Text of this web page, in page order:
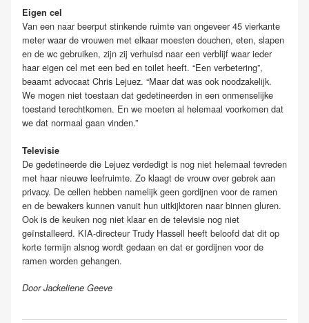
Eigen cel
Van een naar beerput stinkende ruimte van ongeveer 45 vierkante
meter waar de vrouwen met elkaar moesten douchen, eten, slapen
en de wc gebruiken, zijn zij verhuisd naar een verblijf waar ieder
haar eigen cel met een bed en toilet heeft. “Een verbetering”,
beaamt advocaat Chris Lejuez. “Maar dat was ook noodzakelijk.
We mogen niet toestaan dat gedetineerden in een onmenselijke
toestand terechtkomen. En we moeten al helemaal voorkomen dat
we dat normaal gaan vinden.”
Televisie
De gedetineerde die Lejuez verdedigt is nog niet helemaal tevreden
met haar nieuwe leefruimte. Zo klaagt de vrouw over gebrek aan
privacy. De cellen hebben namelijk geen gordijnen voor de ramen
en de bewakers kunnen vanuit hun uitkijktoren naar binnen gluren.
Ook is de keuken nog niet klaar en de televisie nog niet
geïnstalleerd. KIA-directeur Trudy Hassell heeft beloofd dat dit op
korte termijn alsnog wordt gedaan en dat er gordijnen voor de
ramen worden gehangen.
Door Jackeliene Geeve